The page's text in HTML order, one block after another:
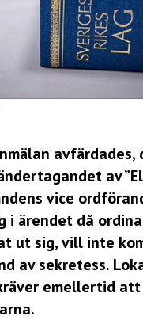
avfärdades,
av
vice
i ärendet då
ut sig, vill inte
av sekretess.
emellertid att